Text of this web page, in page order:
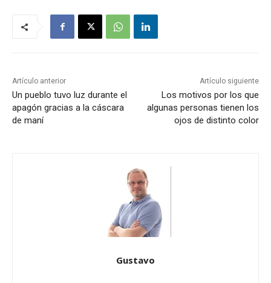
Artículo anterior
Un pueblo tuvo luz durante el
apagón gracias a la cáscara
de maní
Artículo siguiente
Los motivos por los que
algunas personas tienen los
ojos de distinto color
Gustavo